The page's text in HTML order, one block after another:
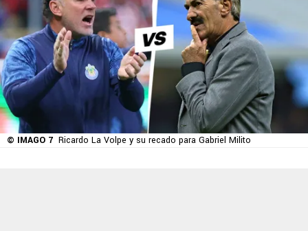
© IMAGO 7 Ricardo La Volpe y su recado para Gabriel Milito